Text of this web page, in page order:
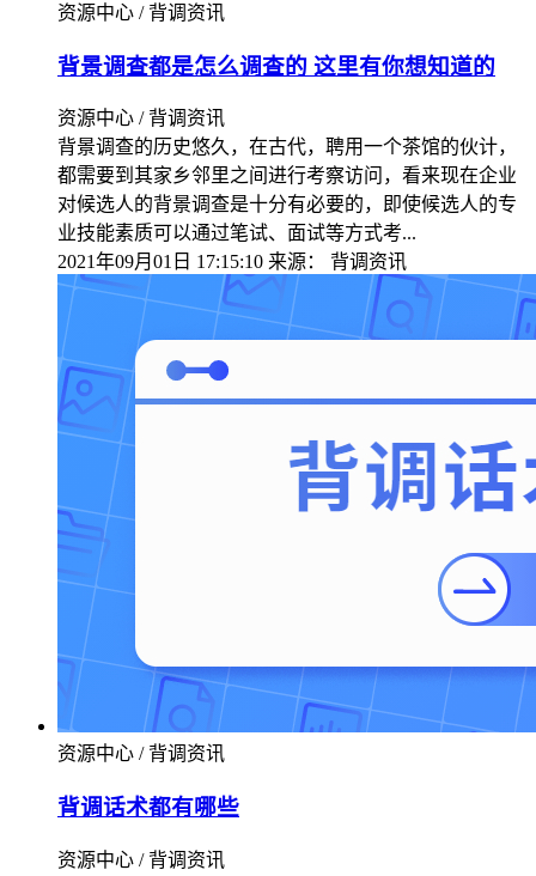
资源中心 / 背调资讯
背景调查都是怎么调查的 这里有你想知道的
资源中心 / 背调资讯
背景调查的历史悠久，在古代，聘用一个茶馆的伙计，
都需要到其家乡邻里之间进行考察访问，看来现在企业
对候选人的背景调查是十分有必要的，即使候选人的专
业技能素质可以通过笔试、面试等方式考...
2021年09月01日 17:15:10 来源： 背调资讯
资源中心 / 背调资讯
背调话术都有哪些
资源中心 / 背调资讯